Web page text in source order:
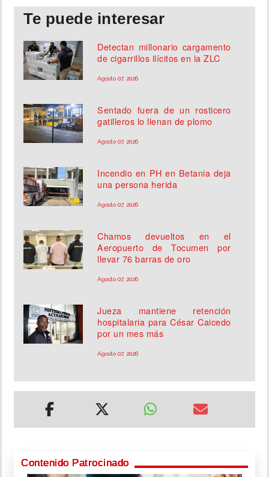
Te puede interesar
Detectan millonario cargamento
de cigarrillos ilícitos en la ZLC
Agosto 07, 2026
Sentado fuera de un rosticero
gatilleros lo llenan de plomo
Agosto 07, 2026
Incendio en PH en Betania deja
una persona herida
Agosto 07, 2026
Chamos devueltos en el
Aeropuerto de Tocumen por
llevar 76 barras de oro
Agosto 07, 2026
Jueza mantiene retención
hospitalaria para César Caicedo
por un mes más
Agosto 07, 2026
Contenido Patrocinado